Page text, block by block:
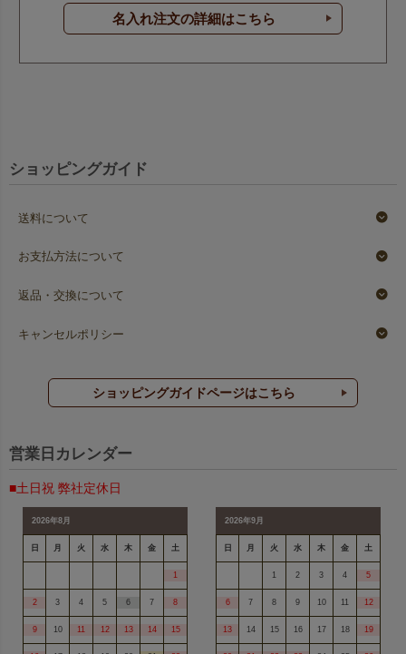
名入れ注文の詳細はこちら
ショッピングガイド
送料について
お支払方法について
返品・交換について
キャンセルポリシー
ショッピングガイドページはこちら
営業日カレンダー
■土日祝 弊社定休日
2026年8月
日 月 火 水 木 金 土
1
2 3 4 5 6 7 8
9 10 11 12 13 14 15
2026年9月
日 月 火 水 木 金 土
1 2 3 4 5
6 7 8 9 10 11 12
13 14 15 16 17 18 19